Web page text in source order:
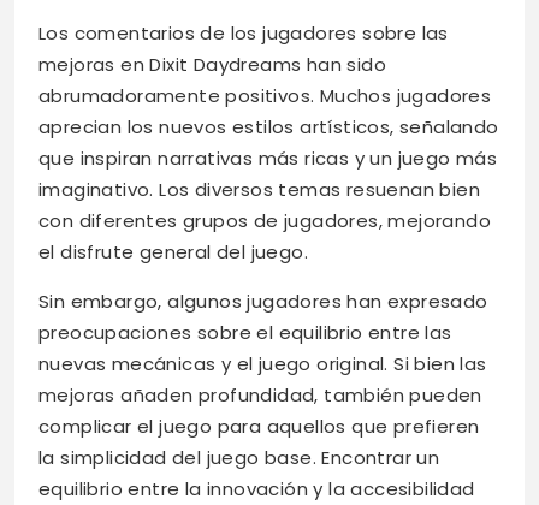
Los comentarios de los jugadores sobre las
mejoras en Dixit Daydreams han sido
abrumadoramente positivos. Muchos jugadores
aprecian los nuevos estilos artísticos, señalando
que inspiran narrativas más ricas y un juego más
imaginativo. Los diversos temas resuenan bien
con diferentes grupos de jugadores, mejorando
el disfrute general del juego.
Sin embargo, algunos jugadores han expresado
preocupaciones sobre el equilibrio entre las
nuevas mecánicas y el juego original. Si bien las
mejoras añaden profundidad, también pueden
complicar el juego para aquellos que prefieren
la simplicidad del juego base. Encontrar un
equilibrio entre la innovación y la accesibilidad